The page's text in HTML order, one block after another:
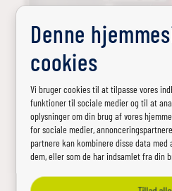
Denne
cookies
Vi bruger cookies til at tilpasse vores
funktioner til sociale medier og til at
oplysninger om din brug af vores
for sociale medier,
partnere kan kombinere disse data med
dem, eller som de har indsamlet fra din